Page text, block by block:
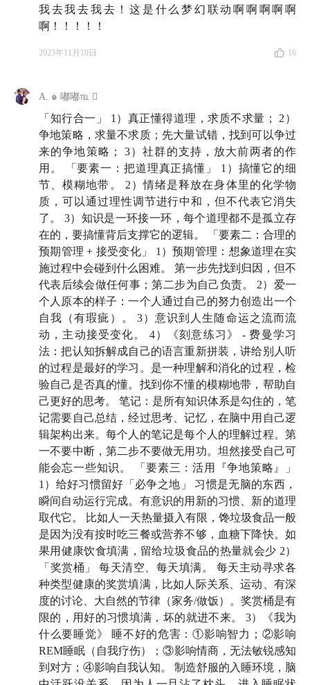
如何做到知行合一？要素一：把道理真正搞懂
04:42一个残酷的事实：无法知行合一，是因为你并没
有「真正搞懂」那些道理
09:21
道理不会孤立存在，想「真正弄懂」就得搞清它
的模糊地带+背后支撑它的逻辑
如何做到知行合一？要素二：合理进行预期管理 +
接受变化本身
13:11 你可能没有想过：将道理实践到真实生活，究竟
会遇到哪些困难
15:00
错误预期 vs 合理行动：你的父母不会被一期播
客或一本书改变，但你可以
20:42原生家庭创伤与亲密关系：爱一个人，就要爱
TA 原本的样子...吗？
26:15人是流水，而非标杆：「我们的人生是随着命运
之流而流动的」🌊
33:34
如何将知识化为己有？知识就像小龙虾🦞 你拥
有的钳子越多，就能夹住越多
如何做到知行合一？要素三：活用「争地策略」
36:43 你的大脑有很多块「必争之地」，建立好习惯的
要点是：赶走敌人，抢占争地 🤺
42:10 「奖赏桶」概念：睡前狂刷手机、总是忍不住点
奶茶...可能是你的奖赏桶没填满
47:46👩🏻⚕️ Melody 现场「接诊」：总是改不掉晚睡习
我去我去我去！这是什么梦幻联动啊啊啊啊啊
啊！！！！！
2023年11月10日 16
A. ๑ 嘟嘟℡ 
「知行合一」 1）真正懂得道理，求质不求量； 2）
争地策略，求量不求质；先大量试错，找到可以争过
来的争地策略； 3）社群的支持，放大前两者的作
用。 「要素一：把道理真正搞懂」 1）搞懂它的细
节、模糊地带。 2）情绪是释放在身体里的化学物
质，可以通过理性调节进行中和，但不代表它消失
了。 3）知识是一环接一环，每个道理都不是孤立存
在的，要搞懂背后支撑它的逻辑。 「要素二：合理的
预期管理 + 接受变化」 1）预期管理：想象道理在实
施过程中会碰到什么困难。 第一步先找到归因，但不
代表后续会做任何事；第二步为自己负责。 2）爱一
个人原本的样子：一个人通过自己的努力创造出一个
自我（有瑕疵）。 3）意识到人生随命运之流而流
动，主动接受变化。 4）《刻意练习》 - 费曼学习
法：把认知拆解成自己的语言重新拼装，讲给别人听
的过程是最好的学习。是一种理解和消化的过程，检
验自己是否真的懂。找到你不懂的模糊地带，帮助自
己更好的思考。 笔记：是所有知识体系是勾住的，笔
记需要自己总结，经过思考、记忆，在脑中用自己逻
辑架构出来。每个人的笔记是每个人的理解过程。第
一不要中断，第二步不要做无用功。坦然接受自己可
能会忘一些知识。 「要素三：活用『争地策略』」
1）给好习惯留好「必争之地」 习惯是无脑的东西，
瞬间自动运行完成。有意识的用新的习惯、新的道理
取代它。 比如人一天热量摄入有限，馋垃圾食品一般
是因为没有按时吃三餐或营养不够，血糖下降快。如
果用健康饮食填满，留给垃圾食品的热量就会少 2）
「奖赏桶」 每天清空、每天填满。 每天主动寻求各
种类型健康的奖赏填满，比如人际关系、运动、有深
度的讨论、大自然的节律（家务/做饭）。奖赏桶是有
限的，用好的习惯填满，坏的就进不来。 3）《我为
什么要睡觉》 睡不好的危害：①影响智力；②影响
REM睡眠（自我疗伤）；③影响情商，无法敏锐感知
到对方；④影响自我认知。 制造舒服的入睡环境，脑